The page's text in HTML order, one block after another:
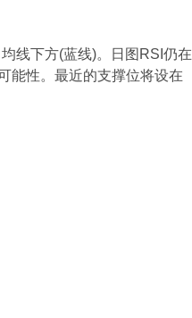
线下方(蓝线)。日图RSI仍在
能性。最近的支撑位将设在